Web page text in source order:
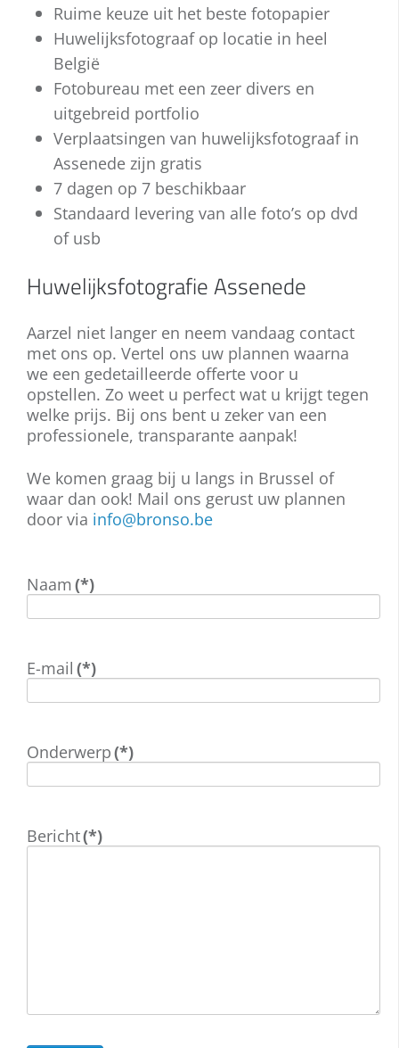
staat echter niet stil. Een hedendaagse
huwelijksreportage voor uw bruiloft ziet
er met grote waarschijnlijkheid anders uit
dan deze van uw ouders.
Bent u mee met de laatste
ontwikkelingen? Staat u open voor
vernieuwing en hebt u specifieke wensen
voor uw huwelijksreportage? Wij spreken
uw plannen graag met u door! Neem nu
contact met ons op.
keuze tussen tal van creatieve
mogelijkheden. Neemt u gerust contact
met ons op voor meer informatie!
Ruime keuze uit het beste fotopapier
Huwelijksfotograaf op locatie in heel
België
Fotobureau met een zeer divers en
uitgebreid portfolio
Verplaatsingen van huwelijksfotograaf in
Assenede zijn gratis
7 dagen op 7 beschikbaar
Standaard levering van alle foto’s op dvd
of usb
Huwelijksfotografie Assenede
Aarzel niet langer en neem vandaag contact
met ons op. Vertel ons uw plannen waarna
we een gedetailleerde offerte voor u
opstellen. Zo weet u perfect wat u krijgt tegen
welke prijs. Bij ons bent u zeker van een
professionele, transparante aanpak!
We komen graag bij u langs in Brussel of
waar dan ook! Mail ons gerust uw plannen
door via info@bronso.be
Naam(*)
E-mail (*)
Onderwerp(*)
Bericht(*)